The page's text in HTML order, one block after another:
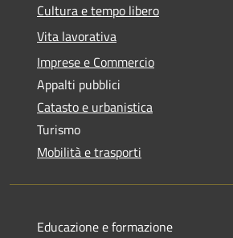
Cultura e tempo libero
Vita lavorativa
Imprese e Commercio
Appalti pubblici
Catasto e urbanistica
Turismo
Mobilità e trasporti
Educazione e formazione